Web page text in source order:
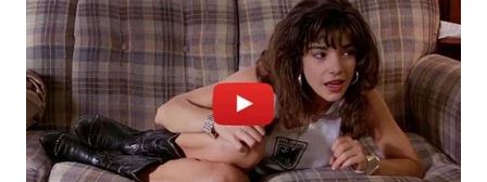
obter uma mistura homogênea e lisinha.
Prontinho! Rápido e delicioso, mas tem que
consumir rápido para não oxidar (mesmo na
geladeira).
Por ser uma delícia e feito com 1 abacate só, fica
fácil comer tudo no mesmo dia!